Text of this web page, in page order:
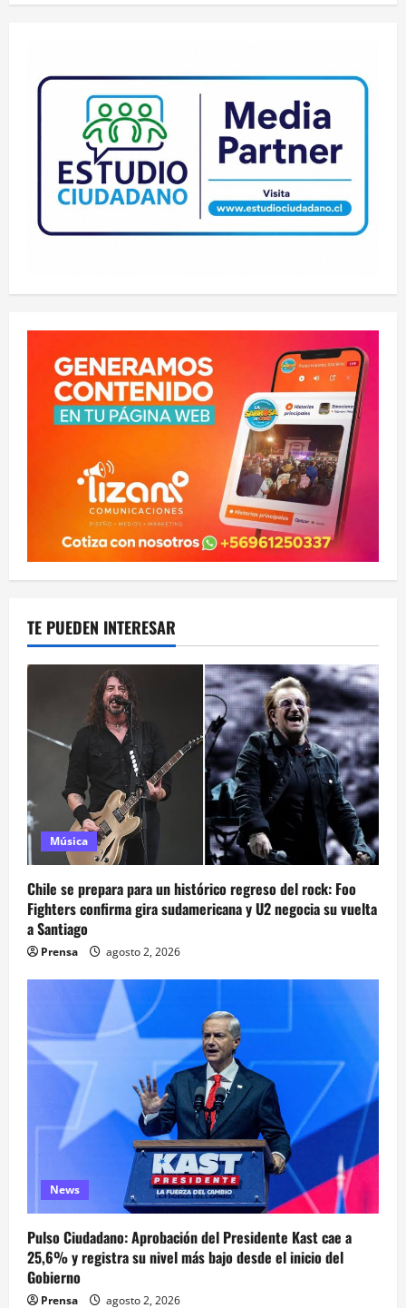
TE PUEDEN INTERESAR
Música
Chile se prepara para un histórico regreso del rock: Foo
Fighters confirma gira sudamericana y U2 negocia su vuelta
a Santiago
Prensa agosto 2, 2026
News
Pulso Ciudadano: Aprobación del Presidente Kast cae a
25,6% y registra su nivel más bajo desde el inicio del
Gobierno
Prensa agosto 2, 2026